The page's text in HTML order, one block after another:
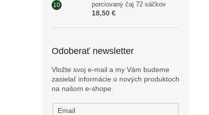
porciovaný čaj 72 sáčkov
18,50 €
Odoberať newsletter
Vložte svoj e-mail a my Vám budeme
zasielať informácie o nových produktoch
na našom e-shope.
Email